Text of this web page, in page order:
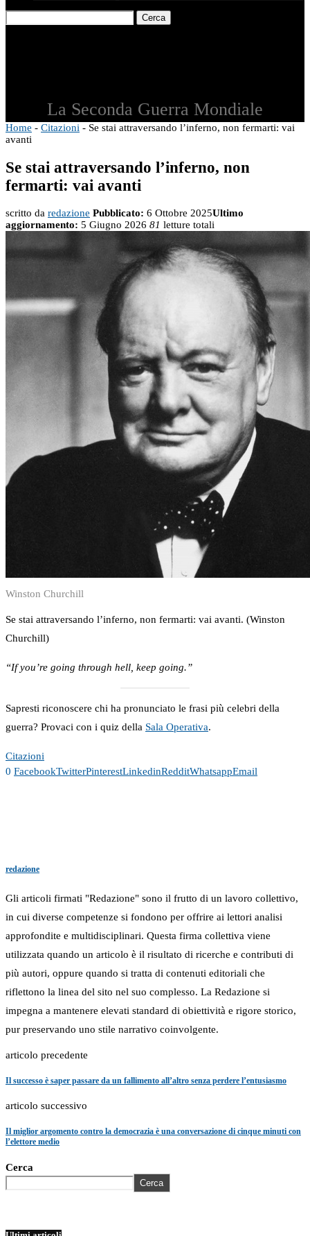
Cerca
La Seconda Guerra Mondiale
Home - Citazioni - Se stai attraversando l’inferno, non fermarti: vai
avanti
Se stai attraversando l’inferno, non
fermarti: vai avanti
scritto da redazione Pubblicato: 6 Ottobre 2025Ultimo
aggiornamento: 5 Giugno 2026 81 letture totali
Winston Churchill
Se stai attraversando l’inferno, non fermarti: vai avanti. (Winston
Churchill)
“If you’re going through hell, keep going.”
Sapresti riconoscere chi ha pronunciato le frasi più celebri della
guerra? Provaci con i quiz della Sala Operativa.
Citazioni
0 FacebookTwitterPinterestLinkedinRedditWhatsappEmail
redazione
Gli articoli firmati "Redazione" sono il frutto di un lavoro collettivo,
in cui diverse competenze si fondono per offrire ai lettori analisi
approfondite e multidisciplinari. Questa firma collettiva viene
utilizzata quando un articolo è il risultato di ricerche e contributi di
più autori, oppure quando si tratta di contenuti editoriali che
riflettono la linea del sito nel suo complesso. La Redazione si
impegna a mantenere elevati standard di obiettività e rigore storico,
pur preservando uno stile narrativo coinvolgente.
articolo precedente
Il successo è saper passare da un fallimento all’altro senza perdere l’entusiasmo
articolo successivo
Il miglior argomento contro la democrazia è una conversazione di cinque minuti con
l’elettore medio
Cerca
Cerca